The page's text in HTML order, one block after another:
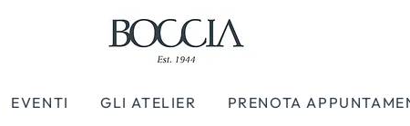
EVENTI GLI ATELIER PRENOTA